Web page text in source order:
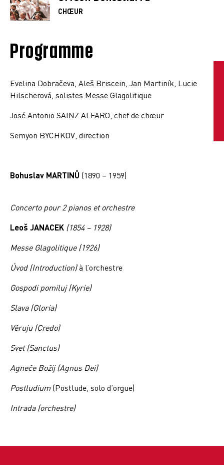
CHŒUR
Programme
Evelina Dobračeva, Aleš Briscein, Jan Martiník, Lucie
Hilscherová, solistes Messe Glagolitique
José Antonio SAINZ ALFARO, chef de chœur
Semyon BYCHKOV, direction
Bohuslav MARTINŮ (1890 – 1959)
Concerto pour 2 pianos et orchestre
Leoš JANACEK (1854 – 1928)
Messe Glagolitique (1926)
Úvod (Introduction)à l’orchestre
Gospodi pomiluj (Kyrie)
Slava (Gloria)
Věruju (Credo)
Svet (Sanctus)
Agneče Božij (Agnus Dei)
Postludium (Postlude, solo d’orgue)
Intrada (orchestre)